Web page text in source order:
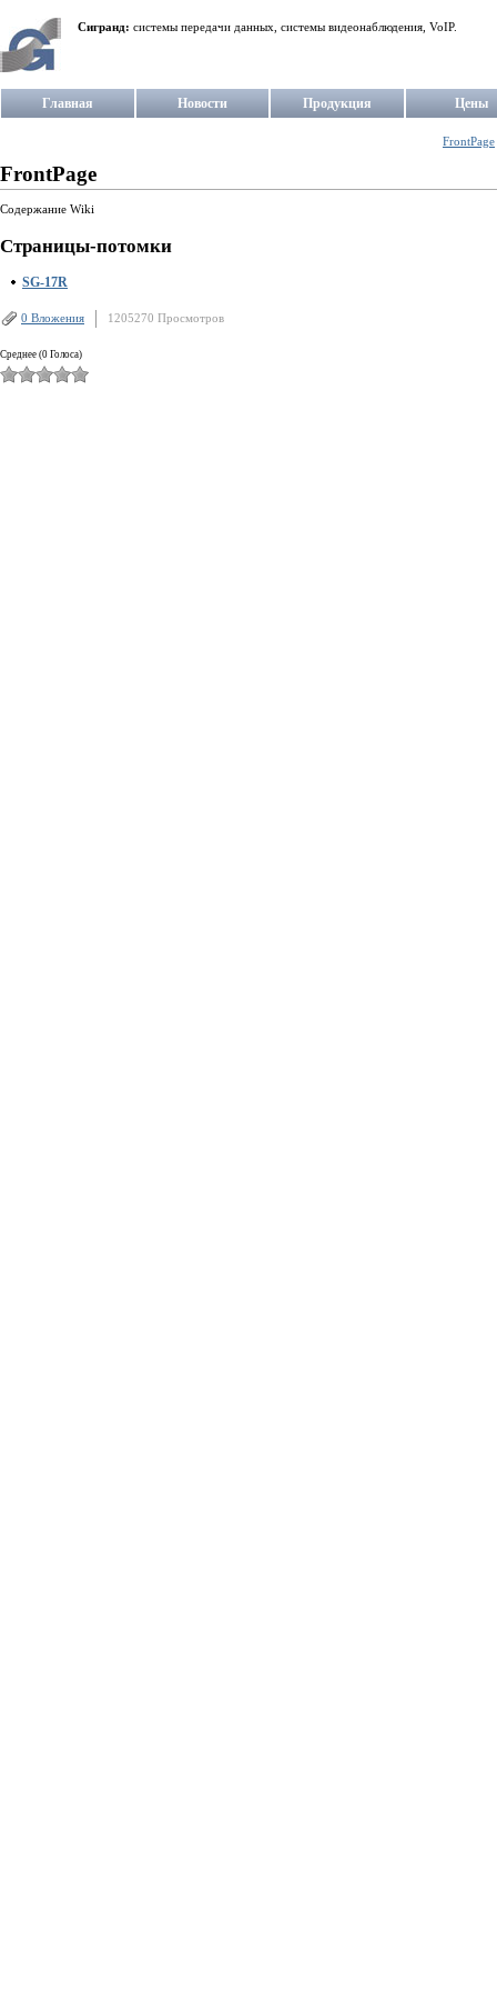
Сигранд: системы передачи данных, системы видеонаблюдения, VoIP.
Главная Новости Продукция Цены
FrontPage
FrontPage
Содержание Wiki
Страницы-потомки
SG-17R
0 Вложения 1205270 Просмотров
Среднее (0 Голоса)